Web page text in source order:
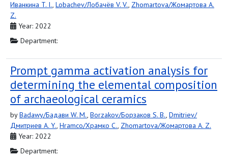
Иванкина T. I., Lobachev/Лобачёв V. V., Zhomartova/Жомартова A.
Z.
Year: 2022
Department:
Prompt gamma activation analysis for
determining the elemental composition
of archaeological ceramics
byBadawy/Бадави W. M., Borzakov/Борзаков S. B., Dmitriev/
Дмитриев A. Y., Hramco/Храмко C., Zhomartova/Жомартова A. Z.
Year: 2022
Department: